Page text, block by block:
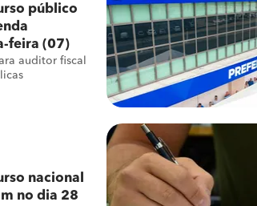
público
feira (07)
auditor fiscal
nacional
no dia 28